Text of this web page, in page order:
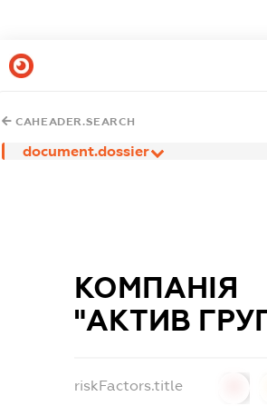
CAHEADER.SEARCH
document.dossier
КОМПАНІЯ
"АКТИВ
riskFactors.title